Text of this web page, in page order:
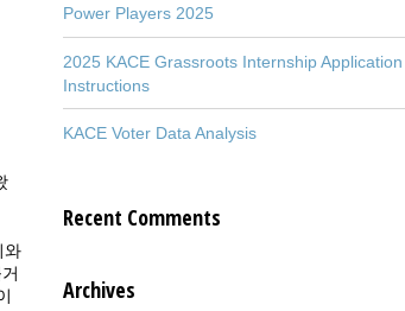
와
Power Players 2025
2025 KACE Grassroots Internship
Instructions
KACE Voter Data Analysis
Recent Comments
Archives